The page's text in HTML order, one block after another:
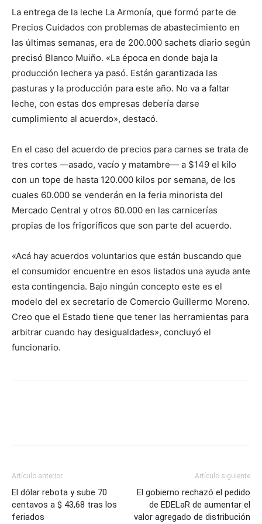
La entrega de la leche La Armonía, que formó parte de
Precios Cuidados con problemas de abastecimiento en
las últimas semanas, era de 200.000 sachets diario según
precisó Blanco Muiño. «La época en donde baja la
producción lechera ya pasó. Están garantizada las
pasturas y la producción para este año. No va a faltar
leche, con estas dos empresas debería darse
cumplimiento al acuerdo», destacó.
En el caso del acuerdo de precios para carnes se trata de
tres cortes —asado, vacío y matambre— a $149 el kilo
con un tope de hasta 120.000 kilos por semana, de los
cuales 60.000 se venderán en la feria minorista del
Mercado Central y otros 60.000 en las carnicerías
propias de los frigoríficos que son parte del acuerdo.
«Acá hay acuerdos voluntarios que están buscando que
el consumidor encuentre en esos listados una ayuda ante
esta contingencia. Bajo ningún concepto este es el
modelo del ex secretario de Comercio Guillermo Moreno.
Creo que el Estado tiene que tener las herramientas para
arbitrar cuando hay desigualdades», concluyó el
funcionario.
Artículo anterior
El dólar rebota y sube 70
centavos a $ 43,68 tras los
feriados
Artículo siguiente
El gobierno rechazó el pedido
de EDELaR de aumentar el
valor agregado de distribución